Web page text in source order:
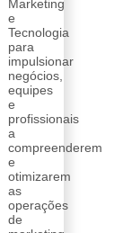
Marketing
e
Tecnologia
para
impulsionar
negócios,
equipes
e
profissionais
a
compreenderem
e
otimizarem
as
operações
de